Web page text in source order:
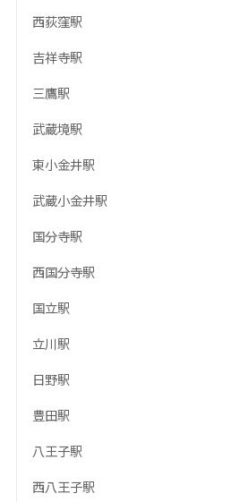
西荻窪駅
吉祥寺駅
三鷹駅
武蔵境駅
東小金井駅
武蔵小金井駅
国分寺駅
西国分寺駅
国立駅
立川駅
日野駅
豊田駅
八王子駅
西八王子駅